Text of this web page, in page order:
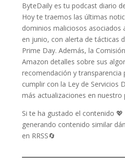
ByteDaily es tu podcast diario
Hoy te traemos las últimas
dominios maliciosos asociados
en junio, con alerta de tácticas
Prime Day. Además, la
Amazon detalles sobre sus
recomendación y transparencia
cumplir con la Ley de Servicios
más actualizaciones en nuestro
Si te ha gustado el contenido
generando contenido similar
en RRSS🔄